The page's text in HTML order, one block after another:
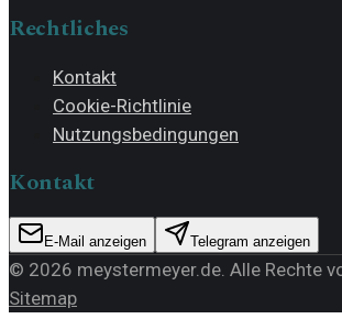
Rechtliches
Kontakt
Cookie-Richtlinie
Nutzungsbedingungen
Kontakt
E-Mail anzeigen Telegram anzeigen
© 2026 meystermeyer.de . Alle Rechte
Sitemap